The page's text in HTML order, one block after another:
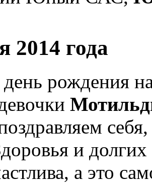
2014 года
день рождения
и
а это